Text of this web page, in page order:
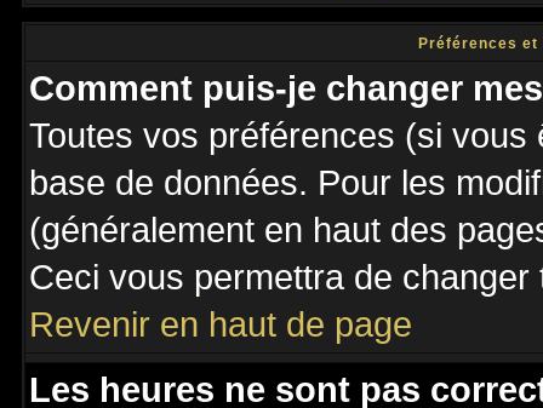
Préférences
Comment puis-je changer
Toutes vos préférences (si
base de données. Pour les
(généralement en haut des
Ceci vous permettra de
Revenir en haut de page
Les heures ne sont pas